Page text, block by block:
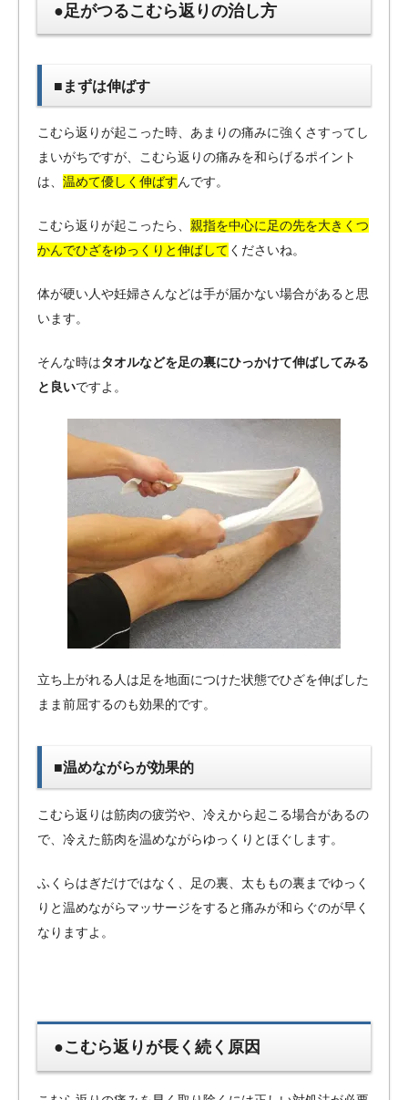
●足がつるこむら返りの治し方
■まずは伸ばす
こむら返りが起こった時、あまりの痛みに強くさすってし
まいがちですが、こむら返りの痛みを和らげるポイント
は、 温めて優しく伸ばすんです。
こむら返りが起こったら、 親指を中心に足の先を大きくつ
かんでひざをゆっくりと伸ばして くださいね。
体が硬い人や妊婦さんなどは手が届かない場合があると思
います。
そんな時はタオルなどを足の裏にひっかけて伸ばしてみる
と良いですよ。
立ち上がれる人は足を地面につけた状態でひざを伸ばした
まま前屈するのも効果的です。
■温めながらが効果的
こむら返りは筋肉の疲労や、冷えから起こる場合があるの
で、冷えた筋肉を温めながらゆっくりとほぐします。
ふくらはぎだけではなく、足の裏、太ももの裏までゆっく
りと温めながらマッサージをすると痛みが和らぐのが早く
なりますよ。
●こむら返りが長く続く原因